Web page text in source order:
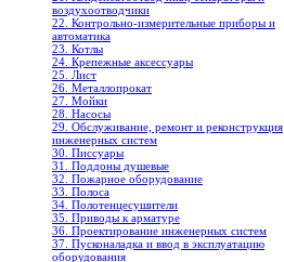
воздухоотводчики
22. Контрольно-измерительные приборы и
автоматика
23. Котлы
24. Крепежные аксессуары
25. Лист
26. Металлопрокат
27. Мойки
28. Насосы
29. Обслуживание, ремонт и реконструкция
инженерных систем
30. Писсуары
31. Поддоны душевые
32. Пожарное оборудование
33. Полоса
34. Полотенцесушители
35. Приводы к арматуре
36. Проектирование инженерных систем
37. Пусконаладка и ввод в эксплуатацию
оборудования